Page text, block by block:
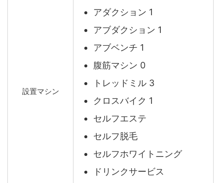
設置マシン
アダクション 1
アブダクション 1
アブベンチ 1
腹筋マシン 0
トレッドミル 3
クロスバイク 1
セルフエステ
セルフ脱毛
セルフホワイトニング
ドリンクサービス